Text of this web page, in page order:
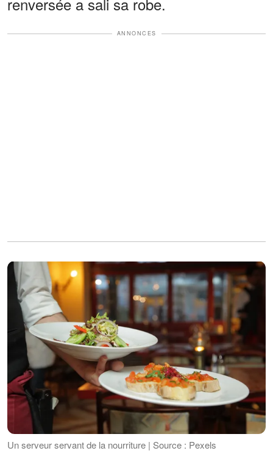
ANNONCES
Un serveur servant de la nourriture | Source : Pexels